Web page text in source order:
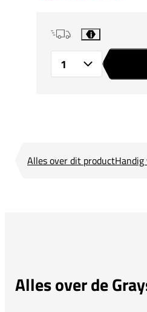
i
Alles over dit product
Alles over de